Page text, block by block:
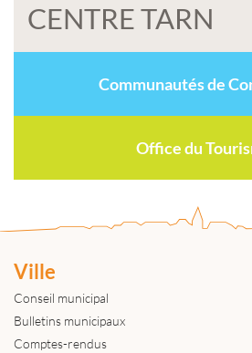
CENTRE TARN
Communautés de
Office du
Ville
Conseil municipal
Bulletins municipaux
Comptes-rendus